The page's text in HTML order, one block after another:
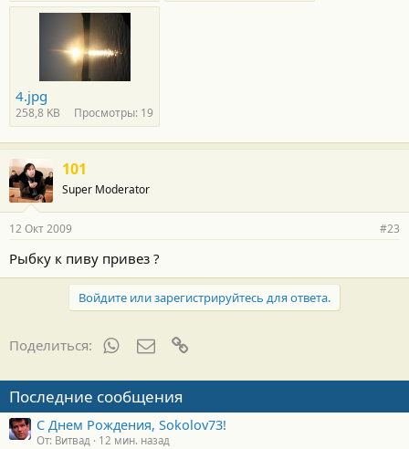
4.jpg
258,8 KB Просмотры: 19
101
Super Moderator
12 Окт 2009 #23
Рыбку к пиву привез ?
Войдите или зарегистрируйтесь для ответа.
Поделиться: WhatsAppЭлектронная почта
Последние сообщения
С Днем Рождения, Sokolov73!
От: Витвад 12 мин. назад